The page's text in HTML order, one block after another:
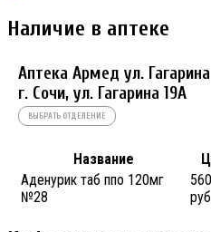
Наличие в аптеке
Аптека Армед ул. Гагарина
г. Сочи, ул. Гагарина 19А
ВЫБРАТЬ ОТДЕЛЕНИЕ
Название
Аденурик таб ппо 120мг
№28